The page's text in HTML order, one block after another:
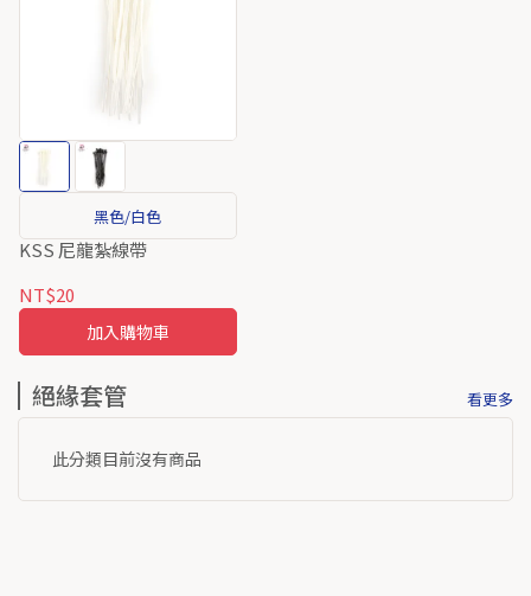
黑色/白色
KSS 尼龍紮線帶
NT$20
加入購物車
絕緣套管 看更多
此分類目前沒有商品